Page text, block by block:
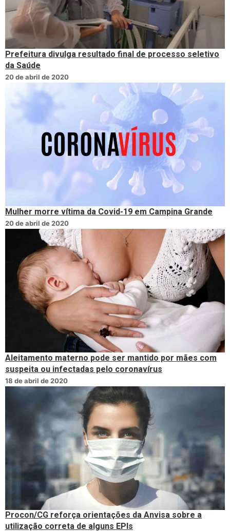
Prefeitura divulga resultado final de processo seletivo
da Saúde
20 de abril de 2020
Mulher morre vítima da Covid-19 em Campina Grande
20 de abril de 2020
Aleitamento materno pode ser mantido por mães com
suspeita ou infectadas pelo coronavírus
18 de abril de 2020
Procon/CG reforça orientações da Anvisa sobre a
utilização correta de alguns EPIs